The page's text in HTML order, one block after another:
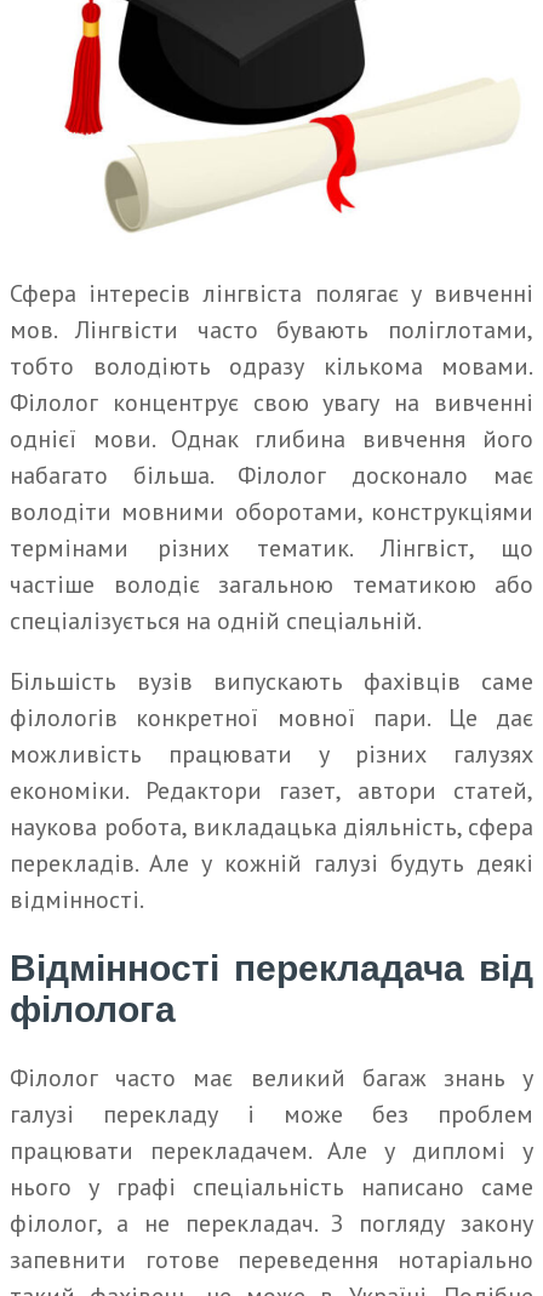
Сфера інтересів лінгвіста полягає у вивченні
мов. Лінгвісти часто бувають поліглотами,
тобто володіють одразу кількома мовами.
Філолог концентрує свою увагу на вивченні
однієї мови. Однак глибина вивчення його
набагато більша. Філолог досконало має
володіти мовними оборотами, конструкціями
термінами різних тематик. Лінгвіст, що
частіше володіє загальною тематикою або
спеціалізується на одній спеціальній.
Більшість вузів випускають фахівців саме
філологів конкретної мовної пари. Це дає
можливість працювати у різних галузях
економіки. Редактори газет, автори статей,
наукова робота, викладацька діяльність, сфера
перекладів. Але у кожній галузі будуть деякі
відмінності.
Відмінності перекладача від
філолога
Філолог часто має великий багаж знань у
галузі перекладу і може без проблем
працювати перекладачем. Але у дипломі у
нього у графі спеціальність написано саме
філолог, а не перекладач. З погляду закону
запевнити готове переведення нотаріально